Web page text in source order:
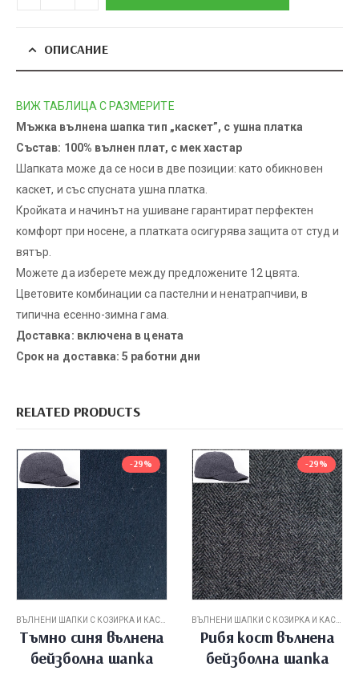
ОПИСАНИЕ
ВИЖ ТАБЛИЦА С РАЗМЕРИТЕ
Мъжка вълнена шапка тип „каскет”, с ушна платка
Състав: 100% вълнен плат, с мек хастар
Шапката може да се носи в две позиции: като обикновен
каскет, и със спусната ушна платка.
Кройката и начинът на ушиване гарантират перфектен
комфорт при носене, а платката осигурява защита от студ и
вятър.
Можете да изберете между предложените 12 цвята.
Цветовите комбинации са пастелни и ненатрапчиви, в
типична есенно-зимна гама.
Доставка: включена в цената
Срок на доставка: 5 работни дни
RELATED PRODUCTS
-29%
Тъмно синя вълнена
бейзболна шапка
-29%
Рибя кост вълнена
бейзболна шапка